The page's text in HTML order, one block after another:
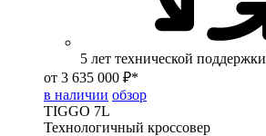
5 лет технической поддержки
от 3 635 000 ₽*
в наличии обзор
TIGGO 7L
Технологичный кроссовер